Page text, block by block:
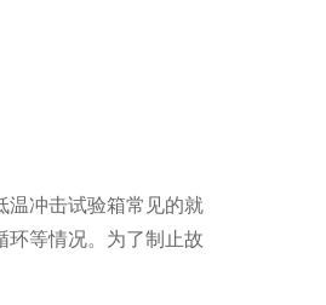
温冲击试验箱常见的就
环等情况。为了制止故